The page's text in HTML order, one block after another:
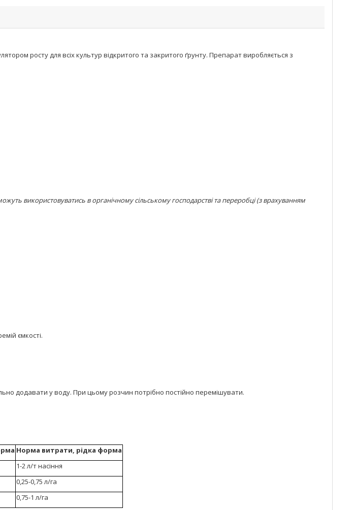
росту для всіх культур відкритого та закритого ґрунту. Препарат виробляється з
використовуватись в органічному сільському господарстві та переробці (з врахуванням
ємкості.
додавати у воду. При цьому розчин потрібно постійно перемішувати.
Норма витрати, рідка форма
1-2 л/т насіння
0,25-0,75 л/га
0,75-1 л/га